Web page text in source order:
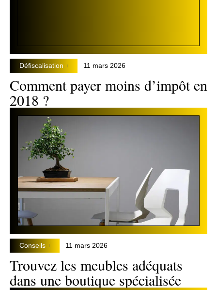
Défiscalisation 11 mars 2026
Comment payer moins d’impôt en
2018 ?
Conseils 11 mars 2026
Trouvez les meubles adéquats
dans une boutique spécialisée